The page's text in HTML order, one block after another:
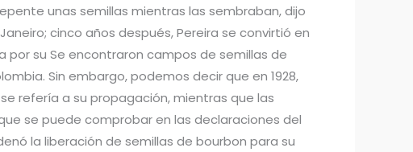
unas semillas mientras las sembraban, dijo
cinco años después, Pereira se convirtió en
por su Se encontraron campos de semillas de
Sin embargo, podemos decir que en 1928,
refería a su propagación, mientras que las
se puede comprobar en las declaraciones del
la liberación de semillas de bourbon para su